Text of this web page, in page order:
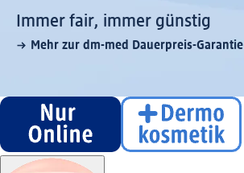
Immer fair,­ immer günstig
Mehr zur dm-med Dauerpreis-Garantie